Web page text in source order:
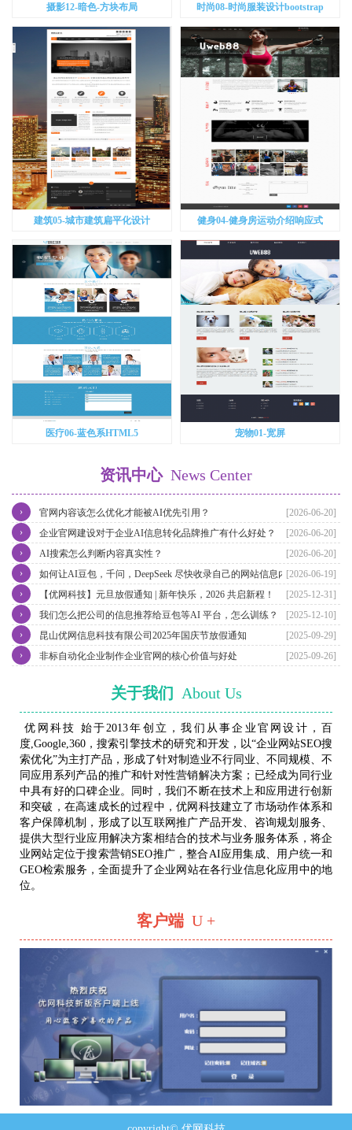
摄影12-暗色-方块布局 时尚08-时尚服装设计bootstrap
建筑05-城市建筑扁平化设计 健身04-健身房运动介绍响应式
医疗06-蓝色系HTML5 宠物01-宽屏
资讯中心 News Center
[2026-06-20]
官网内容该怎么优化才能被AI优先引用？
›
[2026-06-20]
企业官网建设对于企业AI信息转化品牌推广有什么好处？
›
[2026-06-20]
AI搜索怎么判断内容真实性？
›
[2026-06-19]
如何让AI豆包，千问，DeepSeek 尽快收录自己的网站信息内容？
›
[2025-12-31]
【优网科技】元旦放假通知 | 新年快乐，2026 共启新程！
›
[2025-12-10]
我们怎么把公司的信息推荐给豆包等AI 平台，怎么训练？
›
[2025-09-29]
昆山优网信息科技有限公司2025年国庆节放假通知
›
[2025-09-26]
非标自动化企业制作企业官网的核心价值与好处
›
关于我们 About Us
优网科技 始于2013年创立，我们从事企业官网设计，百
度,Google,360，搜索引擎技术的研究和开发，以“企业网站SEO搜
索优化”为主打产品，形成了针对制造业不行同业、不同规模、不
同应用系列产品的推广和针对性营销解决方案；已经成为同行业
中具有好的口碑企业。同时，我们不断在技术上和应用进行创新
和突破，在高速成长的过程中，优网科技建立了市场动作体系和
客户保障机制，形成了以互联网推广产品开发、咨询规划服务、
提供大型行业应用解决方案相结合的技术与业务服务体系，将企
业网站定位于搜索营销SEO推广，整合AI应用集成、用户统一和
GEO检索服务，全面提升了企业网站在各行业信息化应用中的地
位。
客户端 U +